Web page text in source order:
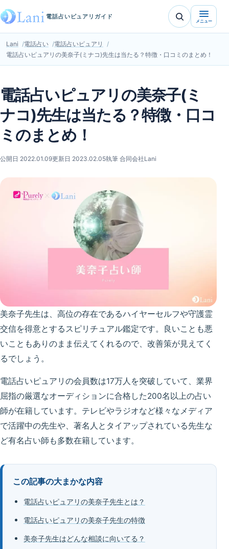
電話占いピュアリガイド
メニュー
Lani 電話占い
電話占いピュアリ
電話占いピュアリの美奈子(ミナコ)先生は当たる？特徴・口コミのまとめ！
電話占いピュアリの美奈子(ミ
ナコ)先生は当たる？特徴・口コ
ミのまとめ！
公開日 2022.01.09更新日 2023.02.05執筆 合同会社Lani
美奈子先生は、高位の存在であるハイヤーセルフや守護霊
交信を得意とするスピリチュアル鑑定です。良いことも悪
いこともありのまま伝えてくれるので、改善策が見えてく
るでしょう。
電話占いピュアリの会員数は17万人を突破していて、業界
屈指の厳選なオーディションに合格した200名以上の占い
師が在籍しています。テレビやラジオなど様々なメディア
で活躍中の先生や、著名人とタイアップされている先生な
ど有名占い師も多数在籍しています。
この記事の大まかな内容
電話占いピュアリの美奈子先生とは？
電話占いピュアリの美奈子先生の特徴
美奈子先生はどんな相談に向いてる？